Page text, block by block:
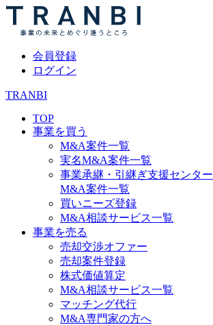
会員登録
ログイン
TRANBI
TOP
事業を買う
M&A案件一覧
実名M&A案件一覧
事業承継・引継ぎ支援センター
M&A案件一覧
買いニーズ登録
M&A相談サービス一覧
事業を売る
売却交渉オファー
売却案件登録
株式価値算定
M&A相談サービス一覧
マッチング代行
M&A専門家の方へ